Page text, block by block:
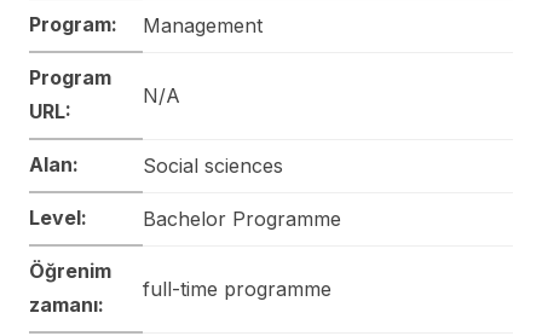
Program: Management
Program
URL:
N/A
Alan: Social sciences
Level: Bachelor Programme
Öğrenim
zamanı:
full-time programme